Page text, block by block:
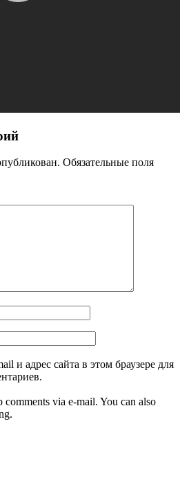
Обязательные поля
и адрес сайта в этом браузере для
via e-mail. You can also